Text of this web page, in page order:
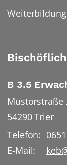
B 3.5
Mustorstraße
54290 Trier
Telefon:
E-Mail: